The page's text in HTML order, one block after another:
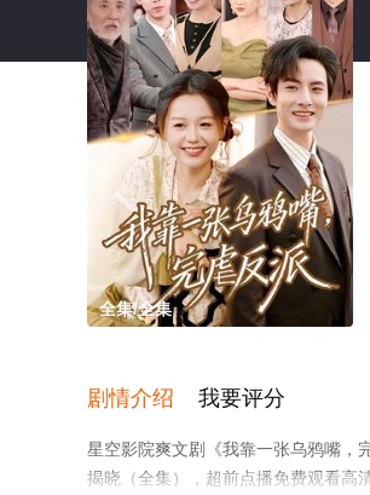
全集/全集
剧情介绍 我要评分
星空影院爽文剧《我靠一张乌鸦嘴，
揭晓（全集），超前点播免费观看高